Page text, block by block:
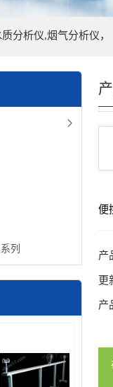
分析仪,烟气分析仪，
列
便
产
更
产